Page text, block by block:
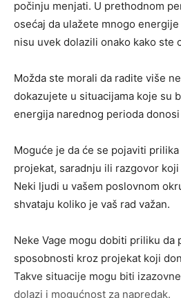
počinju menjati. U prethodnom
osećaj da ulažete mnogo
nisu uvek dolazili onako kako ste
Možda ste morali da radite više
dokazujete u situacijama koje su
energija narednog perioda
Moguće je da će se pojaviti
projekat, saradnju ili razgovor
Neki ljudi u vašem poslovnom
shvataju koliko je vaš rad važan.
Neke Vage mogu dobiti priliku da
sposobnosti kroz projekat koji
Takve situacije mogu biti
dolazi i mogućnost za napredak.